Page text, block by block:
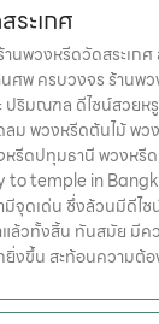
ระเกศ
พวงหรีดวัดสระเกศ
ศพ ครบวงจร ร้านพ
ปริมณฑล ดีไซน์สวยห
ม พวงหรีดต้นไม้ พว
หรีดปทุมธานี พวงห
temple in
มีจุดเด่น ซึ่งล้วนมีดีไซ
ล้วทั้งสิ้น ทันสมัย มีค
ยิ่งขึ้น สะท้อนความต้